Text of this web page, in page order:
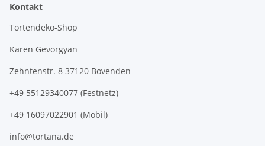
Kontakt
Tortendeko-Shop
Karen Gevorgyan
Zehntenstr. 8 37120 Bovenden
+49 55129340077 (Festnetz)
+49 16097022901 (Mobil)
info@tortana.de